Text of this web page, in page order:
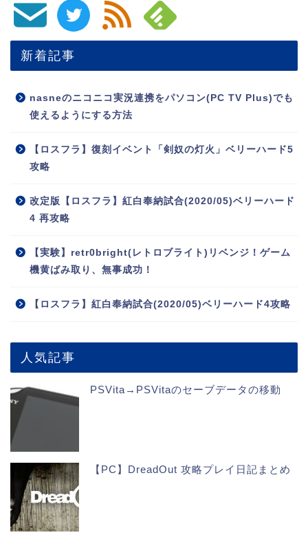
新着記事
nasneのニコニコ実況連携をパソコン(PC TV Plus)でも
使えるようにする方法
【ロスフラ】復刻イベント「剣奴の灯火」ベリーハード5
攻略
改定版【ロスフラ】紅白奉納試合(2020/05)ベリーハード
4 再攻略
【実験】retr0bright(レトロブライト)リベンジ！ゲーム
機黄ばみ取り、無事成功！
【ロスフラ】紅白奉納試合(2020/05)ベリーハード4攻略
人気記事
PSVita→PSVitaのセーブデータの移動
【PC】DreadOut 攻略プレイ日記まとめ